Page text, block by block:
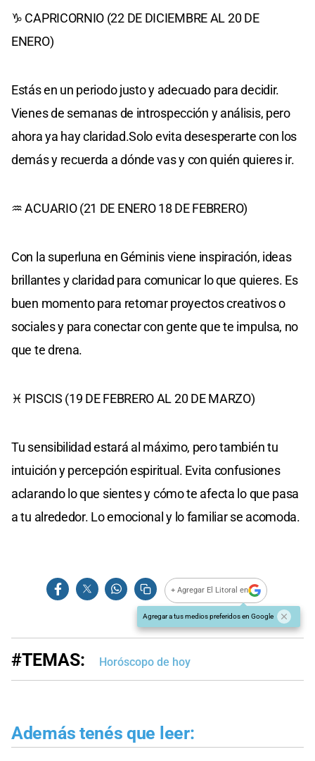
♑ CAPRICORNIO (22 DE DICIEMBRE AL 20 DE
ENERO)
Estás en un periodo justo y adecuado para decidir.
Vienes de semanas de introspección y análisis, pero
ahora ya hay claridad.Solo evita desesperarte con los
demás y recuerda a dónde vas y con quién quieres ir.
♒ ACUARIO (21 DE ENERO 18 DE FEBRERO)
Con la superluna en Géminis viene inspiración, ideas
brillantes y claridad para comunicar lo que quieres. Es
buen momento para retomar proyectos creativos o
sociales y para conectar con gente que te impulsa, no
que te drena.
♓ PISCIS (19 DE FEBRERO AL 20 DE MARZO)
Tu sensibilidad estará al máximo, pero también tu
intuición y percepción espiritual. Evita confusiones
aclarando lo que sientes y cómo te afecta lo que pasa
a tu alrededor. Lo emocional y lo familiar se acomoda.
+ Agregar El Litoral en
Agregar a tus medios preferidos en Google
#TEMAS: Horóscopo de hoy
Además tenés que leer: